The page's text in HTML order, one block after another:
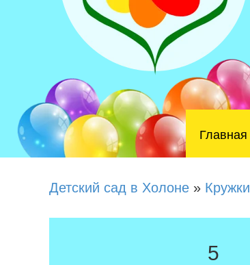
Главная
Детский сад в Холоне » Кружки
5